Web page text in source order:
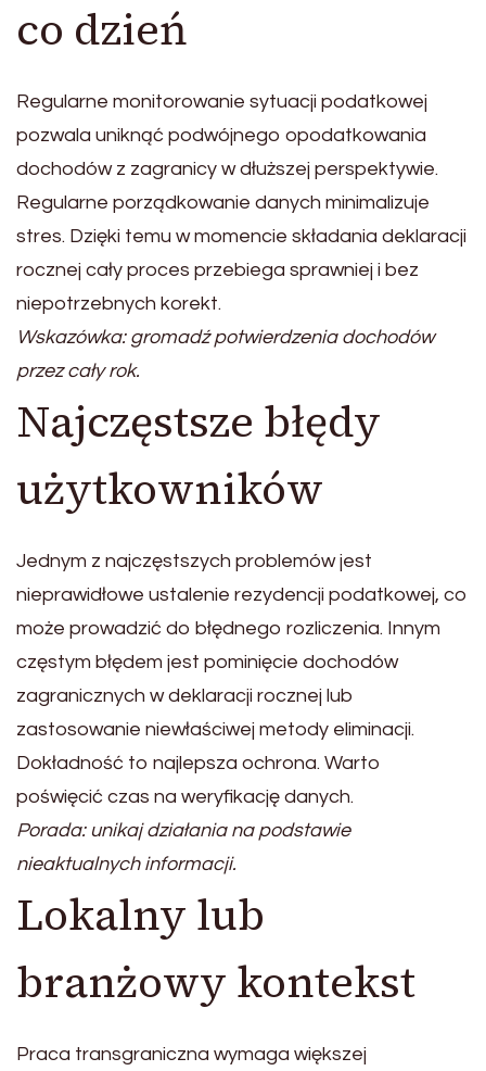
co dzień
Regularne monitorowanie sytuacji podatkowej
pozwala uniknąć podwójnego opodatkowania
dochodów z zagranicy w dłuższej perspektywie.
Regularne porządkowanie danych minimalizuje
stres. Dzięki temu w momencie składania deklaracji
rocznej cały proces przebiega sprawniej i bez
niepotrzebnych korekt.
Wskazówka: gromadź potwierdzenia dochodów
przez cały rok.
Najczęstsze błędy
użytkowników
Jednym z najczęstszych problemów jest
nieprawidłowe ustalenie rezydencji podatkowej, co
może prowadzić do błędnego rozliczenia. Innym
częstym błędem jest pominięcie dochodów
zagranicznych w deklaracji rocznej lub
zastosowanie niewłaściwej metody eliminacji.
Dokładność to najlepsza ochrona. Warto
poświęcić czas na weryfikację danych.
Porada: unikaj działania na podstawie
nieaktualnych informacji.
Lokalny lub
branżowy kontekst
Praca transgraniczna wymaga większej